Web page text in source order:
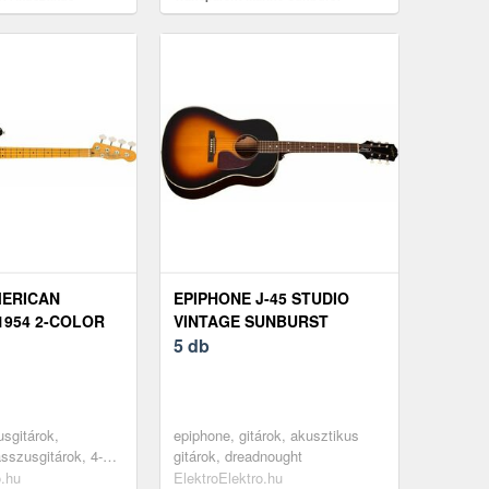
2-COLOR
4-
EPIPHONE J-45 STUDIO
VINTAGE SUNBURST
5 db
epiphone, gitárok, akusztikus
gitárok, dreadnought
ElektroElektro.hu